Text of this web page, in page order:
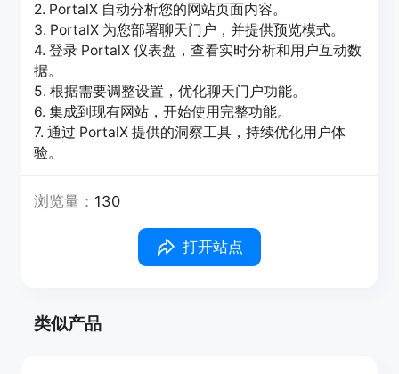
2. PortalX 自动分析您的网站页面内容。
3. PortalX 为您部署聊天门户，并提供预览模式。
4. 登录 PortalX 仪表盘，查看实时分析和用户互动数
据。
5. 根据需要调整设置，优化聊天门户功能。
6. 集成到现有网站，开始使用完整功能。
7. 通过 PortalX 提供的洞察工具，持续优化用户体
验。
浏览量： 130
打开站点
类似产品